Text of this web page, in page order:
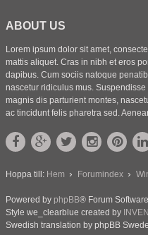
ABOUT US
Lorem ipsum dolor sit amet,
mattis aliquet. Cras in nibh et eros
dapibus. Cum sociis natoque
nascetur ridiculus mus.
magnis dis parturient montes,
ac tincidunt felis pharetra sed.
Hoppa till: Hem Forumindex
Powered by phpBB® Forum
Style we_clearblue created by
Swedish translation by phpBB